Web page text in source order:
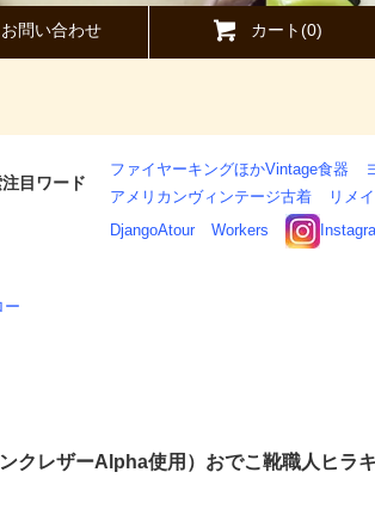
お問い合わせ カート(0)
目ワード
ファイヤーキングほかVintage食器
アメリカンヴィンテージ古着
リメ
DjangoAtour
Workers
ー
クレザーAlpha使用）おでこ靴職人ヒラ